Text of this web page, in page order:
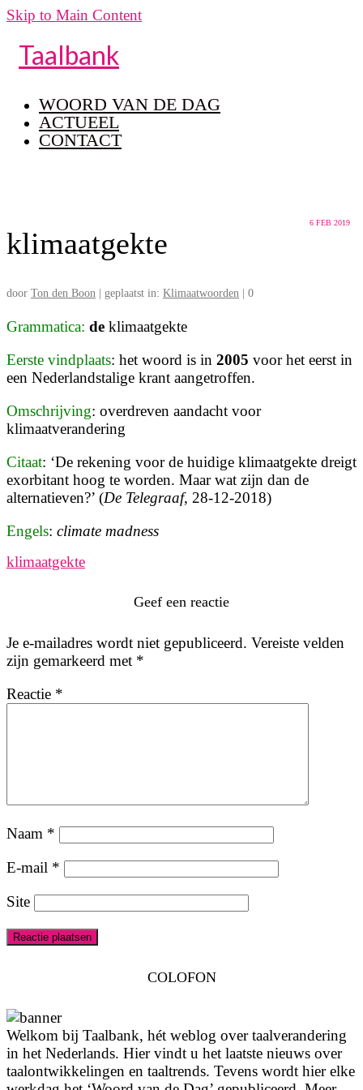
Skip to Main Content
Taalbank
WOORD VAN DE DAG
ACTUEEL
CONTACT
6 FEB 2019
klimaatgekte
door Ton den Boon geplaatst in: Klimaatwoorden 0
Grammatica: de klimaatgekte
Eerste vindplaats: het woord is in 2005 voor het eerst in
een Nederlandstalige krant aangetroffen.
Omschrijving: overdreven aandacht voor
klimaatverandering
Citaat: ‘De rekening voor de huidige klimaatgekte dreigt
exorbitant hoog te worden. Maar wat zijn dan de
alternatieven?’ (De Telegraaf, 28-12-2018)
Engels: climate madness
klimaatgekte
Geef een reactie
Je e-mailadres wordt niet gepubliceerd. Vereiste velden
zijn gemarkeerd met *
Reactie *
Naam *
E-mail *
Site
COLOFON
Welkom bij Taalbank, hét weblog over taalverandering
in het Nederlands. Hier vindt u het laatste nieuws over
taalontwikkelingen en taaltrends. Tevens wordt hier elke